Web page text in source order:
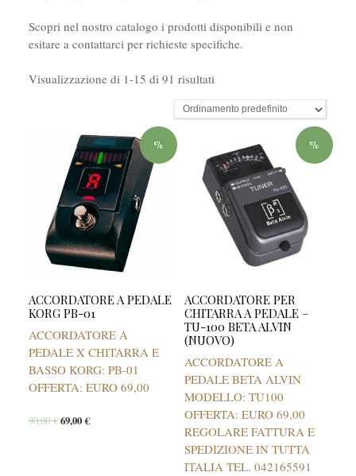
Scopri nel nostro catalogo i prodotti disponibili e non
esitare a contattarci per richieste specifiche.
Visualizzazione di 1-15 di 91 risultati
%
ACCORDATORE A PEDALE
KORG PB-01
ACCORDATORE A
PEDALE X CHITARRA E
BASSO KORG: PB-01
OFFERTA: EURO 69,00
90,00€69,00€
%
ACCORDATORE PER
CHITARRA A PEDALE –
TU-100 BETA ALVIN
(NUOVO)
ACCORDATORE A
PEDALE BETA ALVIN
MODELLO: TU100
OFFERTA: EURO 69,00
REGOLARE FATTURA E
SPEDIZIONE IN TUTTA
ITALIA TEL. 042165591